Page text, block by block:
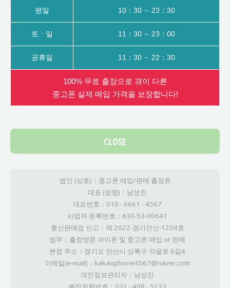
평일 10：30 ∼ 23：30
토ㆍ일 11：30 ∼ 23：00
공휴일 11：30 ∼ 22：30
100% 무료 출장으로 겪이 다른
중고폰 실제 매입 가격을 보장합니다!
CLOSE
법인 (상호)：중고폰 매입/판매 출장폰
대표 (성명)：남성진
대표번호：010 - 6661 - 4567
사업자 등록번호：630-53-00641
통신판매업 신고：제 2022-경기안산-1204호
업무：출장방문 아이폰 및 중고폰 매입 or 판매
본점 주소：경기도 안산시 상록구 각골로 6길4
이메일(e-mail)：kakaophone4567@naver.com
개인정보관리자：남성진